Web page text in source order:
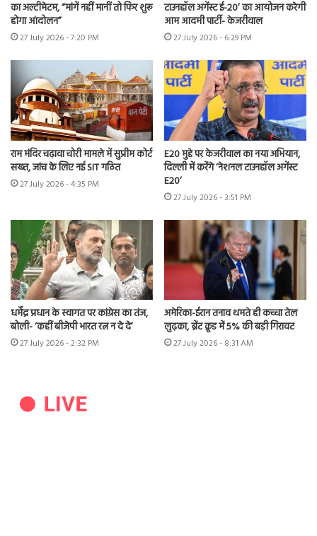
का अल्टीमेटम, “मांगें नहीं मानीं तो फिर शुरू
होगा आंदोलन”
27 July 2026 - 7:20 PM
टाउनहॉल अगेंस्ट ई-20’ का आयोजन करेगी
आम आदमी पार्टी- केजरीवाल
27 July 2026 - 6:29 PM
राम मंदिर चढ़ावा चोरी मामले में सुप्रीम कोर्ट
सख्त, जांच के लिए नई SIT गठित
27 July 2026 - 4:35 PM
E20 मुद्दे पर केजरीवाल का नया अभियान,
दिल्ली में करेंगे ‘नेशनल टाउनहॉल अगेंस्ट
E20’
27 July 2026 - 3:51 PM
धर्मेंद्र प्रधान के स्वागत पर कांग्रेस का तंज,
बोली- ‘कहीं बीजेपी भारत रत्न न दे दे’
27 July 2026 - 2:32 PM
अमेरिका-ईरान तनाव थमते ही कच्चा तेल
लुढ़का, ब्रेंट क्रूड में 5% की बड़ी गिरावट
27 July 2026 - 8:31 AM